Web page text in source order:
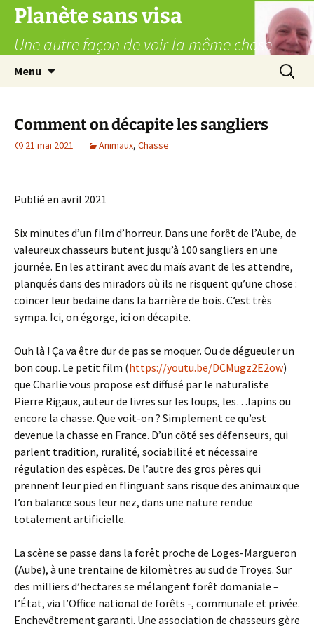
Aller
contenu
Planète sans visa
Une autre façon de voir la même chose
Menu
Comment on décapite les sangliers
21 mai 2021 Animaux, Chasse
Publié en avril 2021
Six minutes d’un film d’horreur. Dans une forêt de l’Aube, de
valeureux chasseurs butent jusqu’à 100 sangliers en une
journée. En les attirant avec du maïs avant de les attendre,
planqués dans des miradors où ils ne risquent qu’une chose :
coincer leur bedaine dans la barrière de bois. C’est très
sympa. Ici, on égorge, ici on décapite.
Ouh là ! Ça va être dur de pas se moquer. Ou de dégueuler un
bon coup. Le petit film (https://youtu.be/DCMugz2E2ow)
que Charlie vous propose est diffusé par le naturaliste
Pierre Rigaux, auteur de livres sur les loups, les…lapins ou
encore la chasse. Que voit-on ? Simplement ce qu’est
devenue la chasse en France. D’un côté ses défenseurs, qui
parlent tradition, ruralité, sociabilité et nécessaire
régulation des espèces. De l’autre des gros pères qui
prennent leur pied en flinguant sans risque des animaux que
l’on balance sous leur nez, dans une nature rendue
totalement artificielle.
La scène se passe dans la forêt proche de Loges-Margueron
(Aube), à une trentaine de kilomètres au sud de Troyes. Sur
des milliers d’hectares se mélangent forêt domaniale –
l’État, via l’Office national de forêts -, communale et privée.
Enchevêtrement garanti. Une association de chasseurs gère